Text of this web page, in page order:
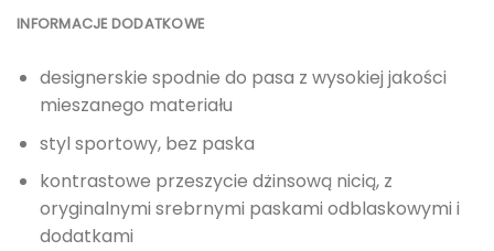
INFORMACJE DODATKOWE
designerskie spodnie do pasa z wysokiej jakości
mieszanego materiału
styl sportowy, bez paska
kontrastowe przeszycie dżinsową nicią, z
oryginalnymi srebrnymi paskami odblaskowymi i
dodatkami